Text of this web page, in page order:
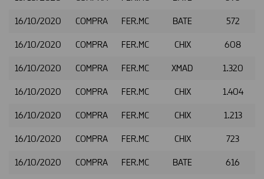
16/10/2020 COMPRA FER.MC BATE 572
16/10/2020 COMPRA FER.MC CHIX 608
16/10/2020 COMPRA FER.MC XMAD 1.320
16/10/2020 COMPRA FER.MC CHIX 1.404
16/10/2020 COMPRA FER.MC CHIX 1.213
16/10/2020 COMPRA FER.MC CHIX 723
16/10/2020 COMPRA FER.MC BATE 616